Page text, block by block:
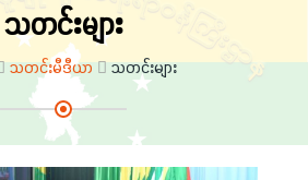
သတင်းများ
သတင်းမီဒီယာ သတင်းများ